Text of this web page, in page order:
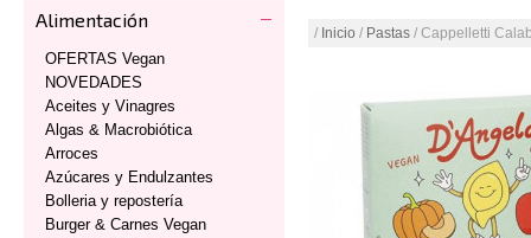
Alimentación
OFERTAS Vegan
NOVEDADES
Aceites y Vinagres
Algas & Macrobiótica
Arroces
Azúcares y Endulzantes
Bolleria y repostería
Burger & Carnes Vegan
/ Inicio / Pastas / Cappelletti